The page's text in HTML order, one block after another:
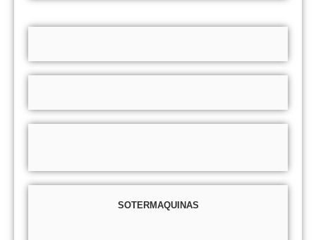
SOTERMAQUINAS